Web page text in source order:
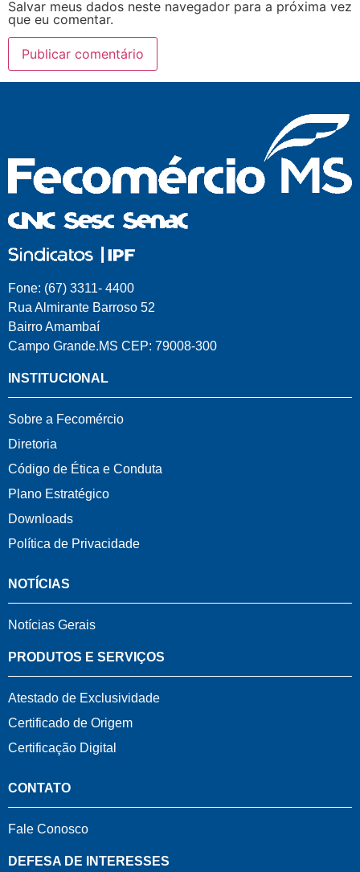
Salvar meus dados neste navegador para a próxima vez
que eu comentar.
Fone: (67) 3311- 4400
Rua Almirante Barroso 52
Bairro Amambaí
Campo Grande.MS CEP: 79008-300
INSTITUCIONAL
Sobre a Fecomércio
Diretoria
Código de Ética e Conduta
Plano Estratégico
Downloads
Política de Privacidade
NOTÍCIAS
Notícias Gerais
PRODUTOS E SERVIÇOS
Atestado de Exclusividade
Certificado de Origem
Certificação Digital
CONTATO
Fale Conosco
DEFESA DE INTERESSES